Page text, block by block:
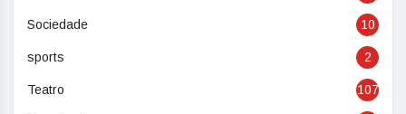
Sociedade 10
sports 2
Teatro 107